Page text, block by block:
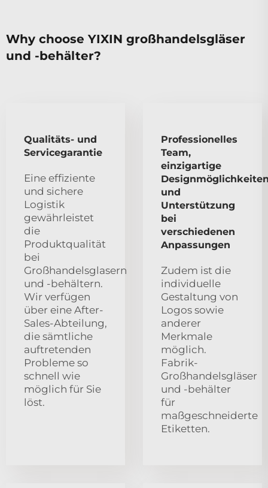
Why choose YIXIN großhandelsgläser
und -behälter?
Qualitäts- und
Servicegarantie
Eine effiziente
und sichere
Logistik
gewährleistet
die
Produktqualität
bei
Großhandelsglasern
und -behältern.
Wir verfügen
über eine After-
Sales-Abteilung,
die sämtliche
auftretenden
Probleme so
schnell wie
möglich für Sie
löst.
Professionelles
Team,
einzigartige
und
Unterstützung
bei
verschiedenen
Anpassungen
Zudem ist die
individuelle
Gestaltung von
Logos sowie
anderer
Merkmale
möglich.
Fabrik-
Großhandelsgläser
und -behälter
für
maßgeschneiderte
Etiketten.